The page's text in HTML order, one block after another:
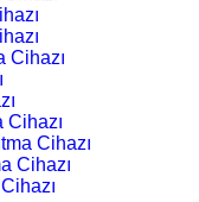
Cihazı
Cihazı
Cihazı
Cihazı